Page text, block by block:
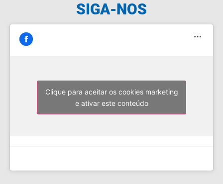
SIGA-NOS
Clique para aceitar os cookies marketing
e ativar este conteúdo